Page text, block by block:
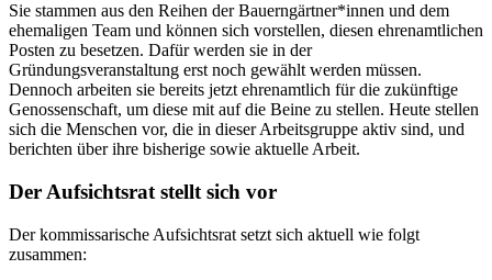
Sie stammen aus den Reihen der Bauerngärtner*innen und dem
ehemaligen Team und können sich vorstellen, diesen ehrenamtlichen
Posten zu besetzen. Dafür werden sie in der
Gründungsveranstaltung erst noch gewählt werden müssen.
Dennoch arbeiten sie bereits jetzt ehrenamtlich für die zukünftige
Genossenschaft, um diese mit auf die Beine zu stellen. Heute stellen
sich die Menschen vor, die in dieser Arbeitsgruppe aktiv sind, und
berichten über ihre bisherige sowie aktuelle Arbeit.
Der Aufsichtsrat stellt sich vor
Der kommissarische Aufsichtsrat setzt sich aktuell wie folgt
zusammen: